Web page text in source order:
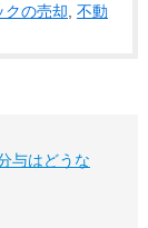
クの売却 不動
与はどうな